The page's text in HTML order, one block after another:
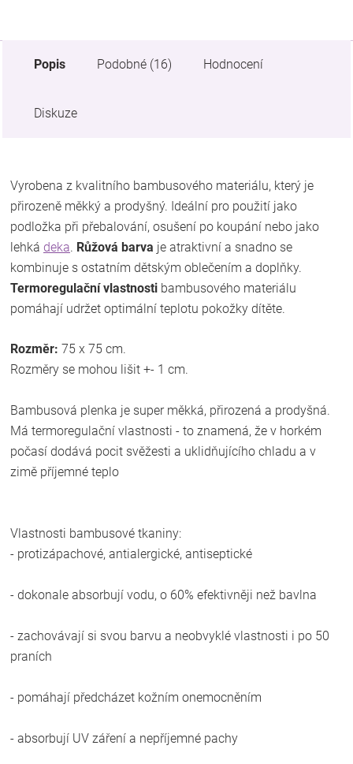
Popis Podobné (16) Hodnocení
Diskuze
Vyrobena z kvalitního bambusového materiálu, který je
přirozeně měkký a prodyšný. Ideální pro použití jako
podložka při přebalování, osušení po koupání nebo jako
lehká deka. Růžová barva je atraktivní a snadno se
kombinuje s ostatním dětským oblečením a doplňky.
Termoregulační vlastnosti bambusového materiálu
pomáhají udržet optimální teplotu pokožky dítěte.
Rozměr: 75 x 75 cm.
Rozměry se mohou lišit +- 1 cm.
Bambusová plenka je super měkká, přirozená a prodyšná.
Má termoregulační vlastnosti - to znamená, že v horkém
počasí dodává pocit svěžesti a uklidňujícího chladu a v
zimě příjemné teplo
Vlastnosti bambusové tkaniny:
- protizápachové, antialergické, antiseptické
- dokonale absorbují vodu, o 60% efektivněji než bavlna
- zachovávají si svou barvu a neobvyklé vlastnosti i po 50
praních
- pomáhají předcházet kožním onemocněním
- absorbují UV záření a nepříjemné pachy